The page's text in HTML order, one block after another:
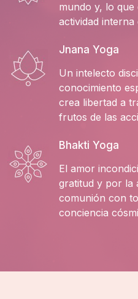
mundo y, lo que
actividad interna
Jnana Yoga
Un intelecto
conocimiento
crea libertad a
frutos de las
Bhakti Yoga
El amor
gratitud y por la
comunión con
conciencia